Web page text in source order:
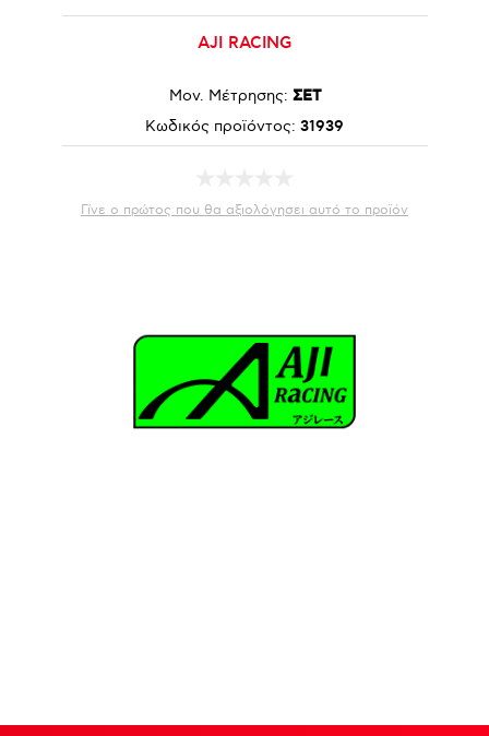
AJI RACING
Μον. Μέτρησης: ΣΕΤ
Κωδικός προϊόντος: 31939
Γίνε ο πρώτος που θα αξιολόγησει αυτό το προϊόν